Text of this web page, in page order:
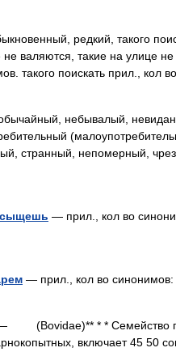
редкий, такого
валяются, такие на улице
такого поискать прил., кол
небывалый,
странный, непомерный,
сыщешь — прил., кол во
— прил., кол во синонимов:
(Bovidae)** * * Семейство
включает 45 50